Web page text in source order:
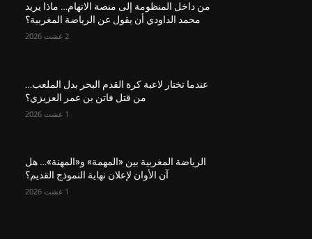
من داخل المنظومة إلى منصة الاتهام… ماذا يريد
محمد الداودي أن يقول عن الرياضة المغربية؟
2 غشت 2026
عندما تختار لاعبة كرة القدم البحر بدل الملعب…
من قتل فاتن بن عمر العزيزي؟
1 غشت 2026
الرياضة المغربية بين «المهمة» و«المهنة»… هل
آن الأوان لإعلان نهاية النموذج القديم؟
1 غشت 2026